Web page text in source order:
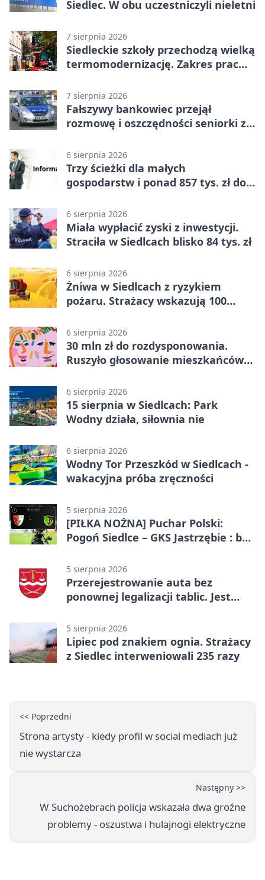
Siedlec. W obu uczestniczyli nieletni
7 sierpnia 2026
Siedleckie szkoły przechodzą wielką
termomodernizację. Zakres prac
7 sierpnia 2026
Fałszywy bankowiec przejął
rozmowę i oszczędności seniorki z
6 sierpnia 2026
Trzy ścieżki dla małych
gospodarstw i ponad 857 tys. zł do
6 sierpnia 2026
Miała wypłacić zyski z inwestycji.
Straciła w Siedlcach blisko 84 tys. zł
6 sierpnia 2026
Żniwa w Siedlcach z ryzykiem
pożaru. Strażacy wskazują 100
6 sierpnia 2026
30 mln zł do rozdysponowania.
Ruszyło głosowanie mieszkańców
6 sierpnia 2026
15 sierpnia w Siedlcach: Park
Wodny działa, siłownia nie
6 sierpnia 2026
Wodny Tor Przeszkód w Siedlcach -
wakacyjna próba zręczności
5 sierpnia 2026
[PIŁKA NOŻNA] Puchar Polski:
Pogoń Siedlce – GKS Jastrzębie : bez
5 sierpnia 2026
Przerejestrowanie auta bez
ponownej legalizacji tablic. Jest
5 sierpnia 2026
Lipiec pod znakiem ognia. Strażacy
z Siedlec interweniowali 235 razy
<< Poprzedni
Strona artysty - kiedy profil w social mediach już
nie wystarcza
Następny >>
W Suchożebrach policja wskazała dwa groźne
problemy - oszustwa i hulajnogi elektryczne